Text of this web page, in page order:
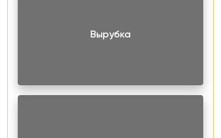
Круг применяется в качестве полуфабриката для
газовой, энергетической и других отраслях
промышленности.
Вырубка